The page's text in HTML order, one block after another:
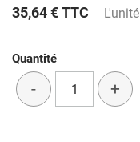
35,64 €TTC L'unité
Quantité
- +